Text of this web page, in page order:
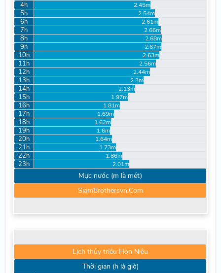
4h 2.45m
5h 2.54m
6h 2.61m
7h 2.66m
8h 2.68m
9h 2.67m
10h 2.63m
11h 2.56m
12h 2.44m
13h 2.3m
14h 2.13m
15h 1.97m
16h 1.81m
17h 1.69m
18h 1.62m
19h 1.6m
20h 1.64m
21h 1.73m
22h 1.86m
23h 2.01m
Mực nước (m là mét)
SiamBrothersvn.Com
Lịch thủy triều Hòn Niêu
Thời gian (h là giờ)